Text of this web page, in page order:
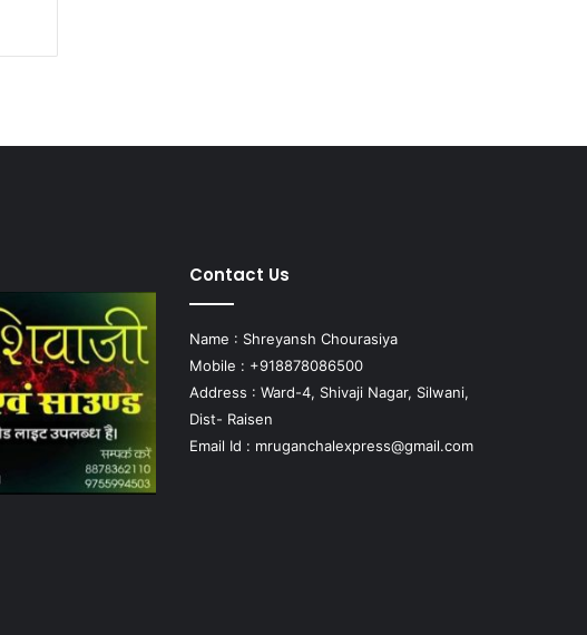
Contact Us
Name : Shreyansh Chourasiya
Mobile : +918878086500
Address : Ward-4, Shivaji Nagar, Silwani,
Dist- Raisen
Email Id : mruganchalexpress@gmail.com